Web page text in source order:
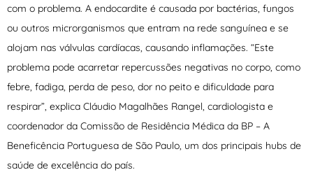
com o problema. A endocardite é causada por bactérias, fungos
ou outros microrganismos que entram na rede sanguínea e se
alojam nas válvulas cardíacas, causando inflamações. “Este
problema pode acarretar repercussões negativas no corpo, como
febre, fadiga, perda de peso, dor no peito e dificuldade para
respirar”, explica Cláudio Magalhães Rangel, cardiologista e
coordenador da Comissão de Residência Médica da BP – A
Beneficência Portuguesa de São Paulo, um dos principais hubs de
saúde de excelência do país.